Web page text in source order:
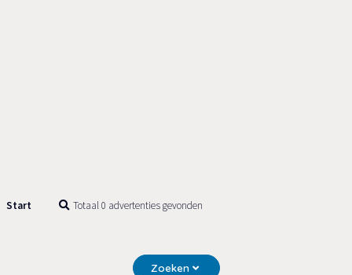
Start Totaal 0 advertenties gevonden
Zoeken